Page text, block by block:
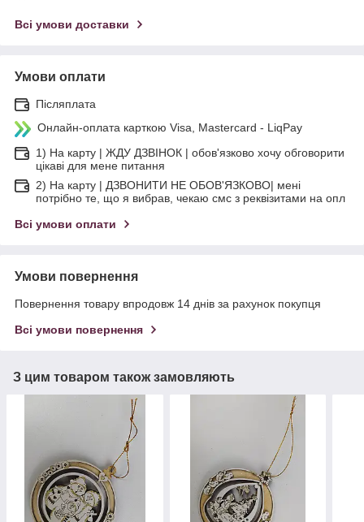
Всі умови доставки
Умови оплати
Післяплата
Онлайн-оплата карткою Visa, Mastercard - LiqPay
1) На карту | ЖДУ ДЗВІНОК | обов'язково хочу обговорити
цікаві для мене питання
2) На карту | ДЗВОНИТИ НЕ ОБОВ'ЯЗКОВО| мені
потрібно те, що я вибрав, чекаю смс з реквізитами на опл
Всі умови оплати
Умови повернення
Повернення товару впродовж 14 днів за рахунок покупця
Всі умови повернення
З цим товаром також замовляють